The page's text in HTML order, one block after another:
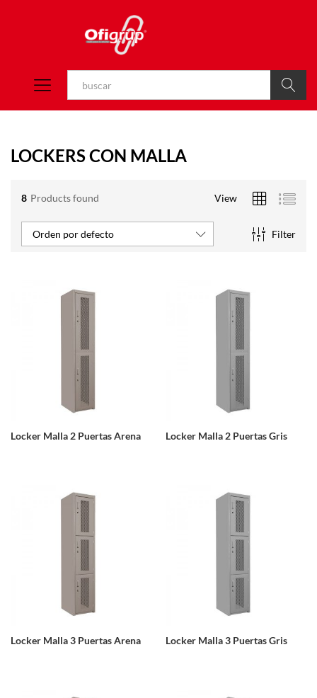
Buscar
LOCKERS CON MALLA
8 Products found View
Filter
Orden por defecto
Locker Malla 2 Puertas Arena Locker Malla 2 Puertas Gris
Locker Malla 3 Puertas Arena Locker Malla 3 Puertas Gris